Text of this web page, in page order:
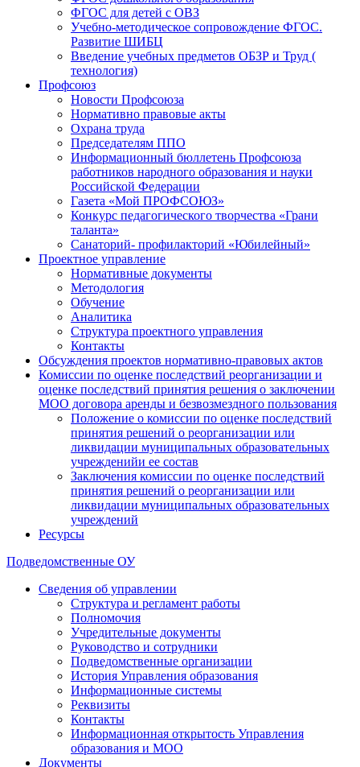
ФГОС для детей с ОВЗ
Учебно-методическое сопровождение ФГОС.
Развитие ШИБЦ
Введение учебных предметов ОБЗР и Труд (
технология)
Профсоюз
Новости Профсоюза
Нормативно правовые акты
Охрана труда
Председателям ППО
Информационный бюллетень Профсоюза
работников народного образования и науки
Российской Федерации
Газета «Мой ПРОФСОЮЗ»
Конкурс педагогического творчества «Грани
таланта»
Санаторий- профилакторий «Юбилейный»
Проектное управление
Нормативные документы
Методология
Обучение
Аналитика
Структура проектного управления
Контакты
Обсуждения проектов нормативно-правовых актов
Комиссии по оценке последствий реорганизации и
оценке последствий принятия решения о заключении
МОО договора аренды и безвозмездного пользования
Положение о комиссии по оценке последствий
принятия решений о реорганизации или
ликвидации муниципальных образовательных
учрежденийи ее состав
Заключения комиссии по оценке последствий
принятия решений о реорганизации или
ликвидации муниципальных образовательных
учреждений
Ресурсы
Подведомственные ОУ
Сведения об управлении
Структура и регламент работы
Полномочия
Учредительные документы
Руководство и сотрудники
Подведомственные организации
История Управления образования
Информационные системы
Реквизиты
Контакты
Информационная открытость Управления
образования и МОО
Документы